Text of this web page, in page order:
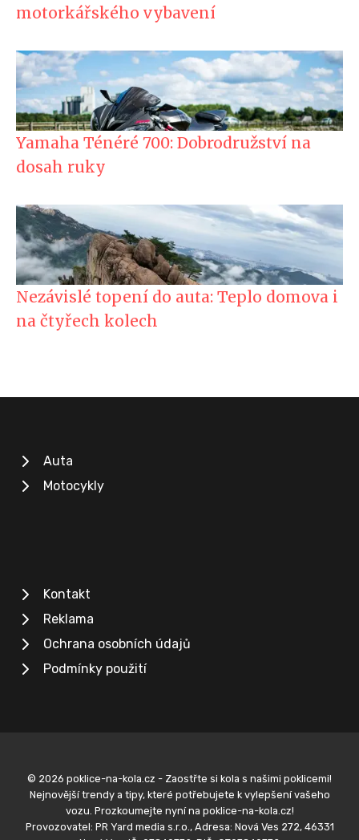
motorkářského vybavení
Yamaha Ténéré 700: Dobrodružství na
dosah ruky
Nezávislé topení do auta: Teplo domova i
na čtyřech kolech
Auta
Motocykly
Kontakt
Reklama
Ochrana osobních údajů
Podmínky použití
© 2026 poklice-na-kola.cz - Zaostřte si kola s našimi poklicemi!
Nejnovější trendy a tipy, které potřebujete k vylepšení vašeho
vozu. Prozkoumejte nyní na poklice-na-kola.cz!
Provozovatel: PR Yard media s.r.o., Adresa: Nová Ves 272, 46331